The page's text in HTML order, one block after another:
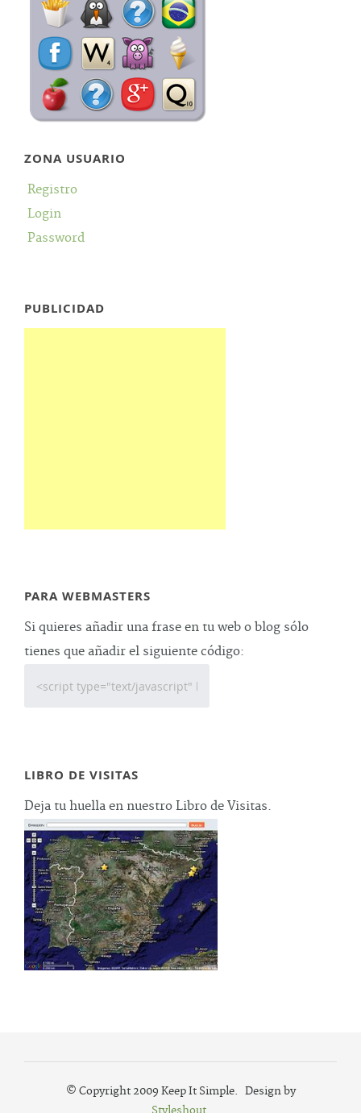
ZONA USUARIO
Registro
Login
Password
PUBLICIDAD
PARA WEBMASTERS
Si quieres añadir una frase en tu web o blog sólo
tienes que añadir el siguiente código:
LIBRO DE VISITAS
Deja tu huella en nuestro Libro de Visitas.
© Copyright 2009 Keep It Simple. Design by